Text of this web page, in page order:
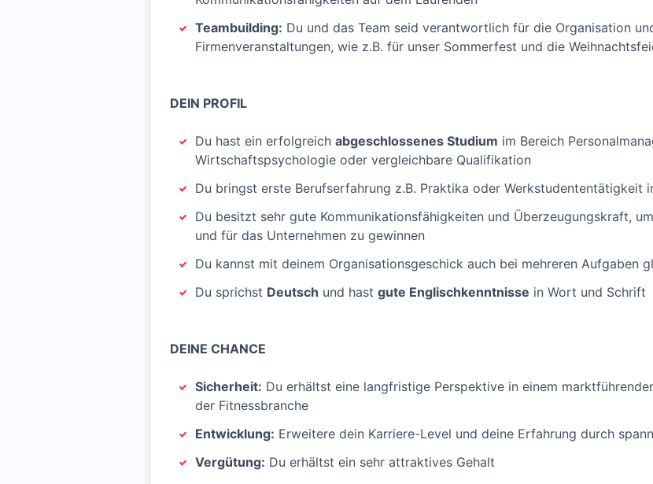
Teambuilding: Du und das Team seid verantwortlich für die Organisation
Firmenveranstaltungen, wie z.B. für unser Sommerfest und die
DEIN PROFIL
Du hast ein erfolgreich abgeschlossenes Studium im Bereich
Wirtschaftspsychologie oder vergleichbare Qualifikation
Du bringst erste Berufserfahrung z.B. Praktika oder Werkstudententätigkeit
Du besitzt sehr gute Kommunikationsfähigkeiten und Überzeugungskraft,
und für das Unternehmen zu gewinnen
Du kannst mit deinem Organisationsgeschick auch bei mehreren Aufgaben
Du sprichst Deutsch und hast gute Englischkenntnisse in Wort und Schrift
DEINE CHANCE
Sicherheit: Du erhältst eine langfristige Perspektive in einem
der Fitnessbranche
Entwicklung: Erweitere dein Karriere-Level und deine Erfahrung durch
Vergütung: Du erhältst ein sehr attraktives Gehalt